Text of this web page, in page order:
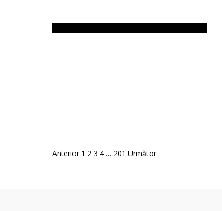
Posts
Anterior 1 2 3 4 … 201 Următor